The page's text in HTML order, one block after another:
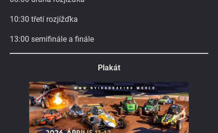
10:30 třetí rozjížďka
13:00 semifinále a finále
Plakát